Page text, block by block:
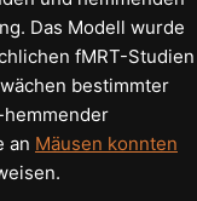
Das Modell wurde
fMRT-Studien
bestimmter
an Mäusen konnten